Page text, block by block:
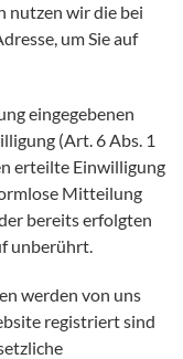
nutzen wir die bei
um Sie auf
eingegebenen
(Art. 6 Abs. 1
erteilte Einwilligung
Mitteilung
bereits erfolgten
unberührt.
werden von uns
registriert sind